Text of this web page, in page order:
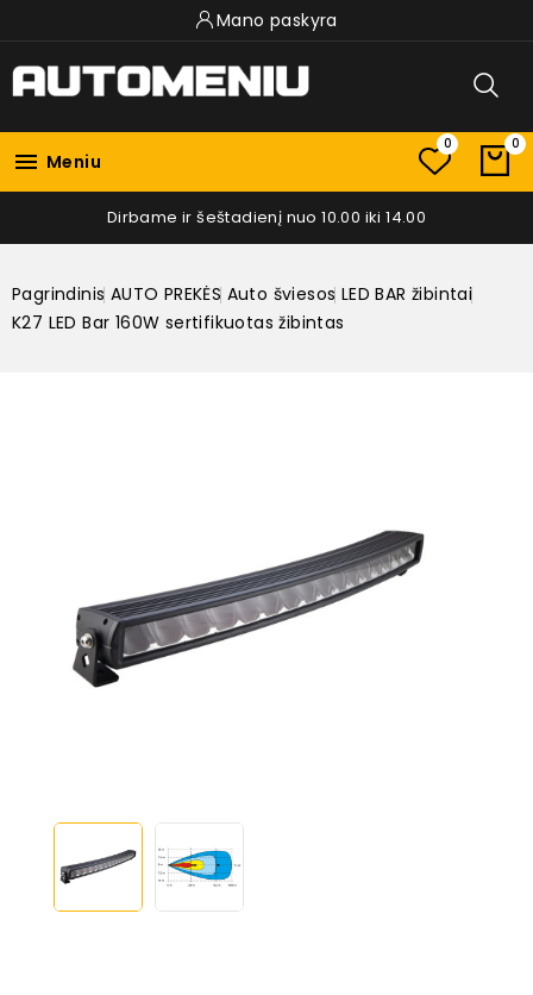
Mano paskyra
 Meniu
0 0
Dirbame ir šeštadienį nuo 10.00 iki 14.00
Pagrindinis AUTO PREKĖS Auto šviesos LED BAR žibintai
K27 LED Bar 160W sertifikuotas žibintas